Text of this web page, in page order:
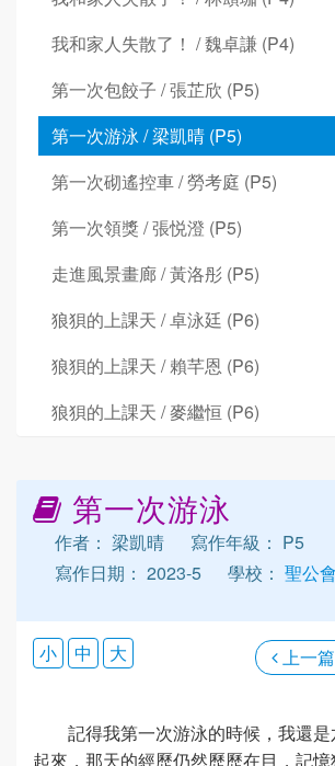
我和家人失散了！ / 魏卓謙 (P4)
第一次包餃子 / 張芷欣 (P5)
第一次游泳 / 梁凱晴 (P5)
第一次砌遙控車 / 勞考庭 (P5)
第一次領獎 / 張悦澄 (P5)
走進風景畫廊 / 黃洛彤 (P5)
狼狽的上課天 / 卓泳廷 (P6)
狼狽的上課天 / 賴芊恩 (P6)
狼狽的上課天 / 麥繼恒 (P6)
第一次游泳
作者： 梁凱晴
寫作年級： P5
寫作日期： 2023-5
學校： 聖公
上一篇
小 中 大
記得我第一次游泳的時候，我還
起來，那天的經歷仍然歷歷在目，記憶